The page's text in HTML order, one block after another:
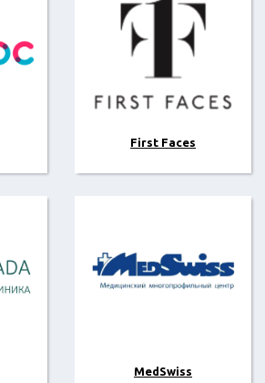
First Faces
MedSwiss